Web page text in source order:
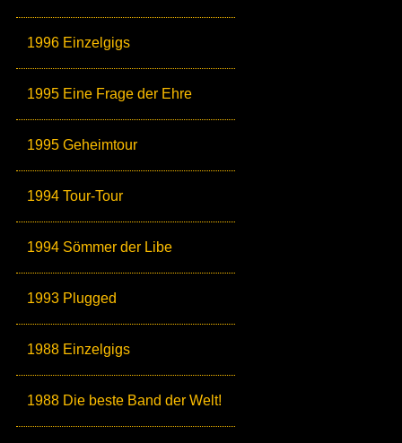
1996 Einzelgigs
1995 Eine Frage der Ehre
1995 Geheimtour
1994 Tour-Tour
1994 Sömmer der Libe
1993 Plugged
1988 Einzelgigs
1988 Die beste Band der Welt!